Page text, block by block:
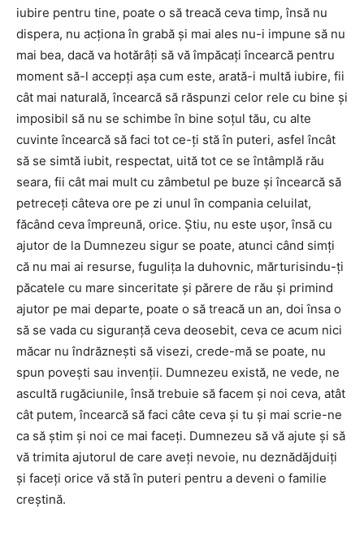
iubire pentru tine, poate o să treacă ceva timp, însă nu
dispera, nu acţiona în grabă şi mai ales nu-i impune să nu
mai bea, dacă va hotărâţi să vă împăcaţi încearcă pentru
moment să-l accepţi aşa cum este, arată-i multă iubire, fii
cât mai naturală, încearcă să răspunzi celor rele cu bine şi
imposibil să nu se schimbe în bine soţul tău, cu alte
cuvinte încearcă să faci tot ce-ţi stă în puteri, asfel încât
să se simtă iubit, respectat, uită tot ce se întâmplă rău
seara, fii cât mai mult cu zâmbetul pe buze şi încearcă să
petreceţi câteva ore pe zi unul în compania celuilat,
făcând ceva împreună, orice. Ştiu, nu este uşor, însă cu
ajutor de la Dumnezeu sigur se poate, atunci când simţi
că nu mai ai resurse, fuguliţa la duhovnic, mărturisindu-ţi
păcatele cu mare sinceritate şi părere de rău şi primind
ajutor pe mai departe, poate o să treacă un an, doi însa o
să se vada cu siguranţă ceva deosebit, ceva ce acum nici
măcar nu îndrăzneşti să visezi, crede-mă se poate, nu
spun poveşti sau invenţii. Dumnezeu există, ne vede, ne
ascultă rugăciunile, însă trebuie să facem şi noi ceva, atât
cât putem, încearcă să faci câte ceva şi tu şi mai scrie-ne
ca să ştim şi noi ce mai faceţi. Dumnezeu să vă ajute şi să
vă trimita ajutorul de care aveţi nevoie, nu deznădăjduiţi
şi faceţi orice vă stă în puteri pentru a deveni o familie
creştină.